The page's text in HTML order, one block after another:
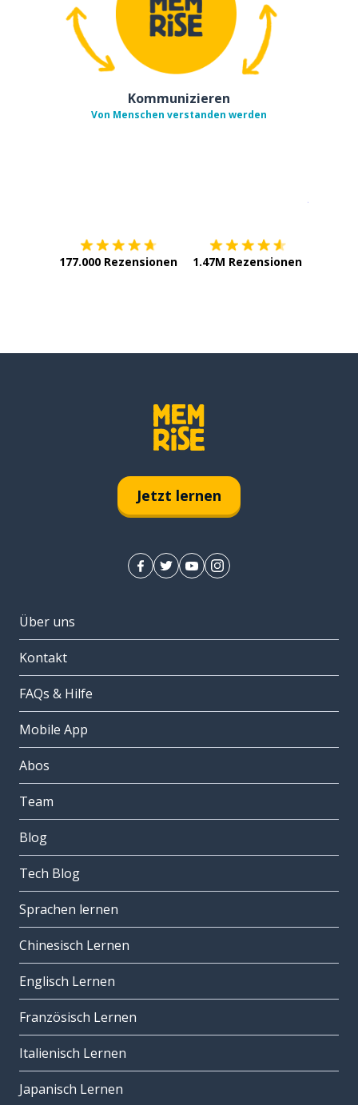
Kommunizieren
Von Menschen verstanden werden
177.000 Rezensionen 1.47M Rezensionen
Jetzt lernen
Über uns
Kontakt
FAQs & Hilfe
Mobile App
Abos
Team
Blog
Tech Blog
Sprachen lernen
Chinesisch Lernen
Englisch Lernen
Französisch Lernen
Italienisch Lernen
Japanisch Lernen